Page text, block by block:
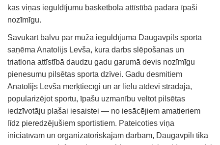
kas viņas ieguldījumu basketbola attīstībā padara īpaši
nozīmīgu.
Savukārt balvu par mūža ieguldījuma Daugavpils sportā
saņēma Anatolijs Levša, kura darbs slēpošanas un
triatlona attīstībā daudzu gadu garumā devis nozīmīgu
pienesumu pilsētas sporta dzīvei. Gadu desmitiem
Anatolijs Levša mērķtiecīgi un ar lielu atdevi strādāja,
popularizējot sportu, īpašu uzmanību veltot pilsētas
iedzīvotāju plašai iesaistei — no iesācējiem amatieriem
līdz pieredzējušiem sportistiem. Pateicoties viņa
iniciatīvām un organizatoriskajam darbam, Daugavpilī tika